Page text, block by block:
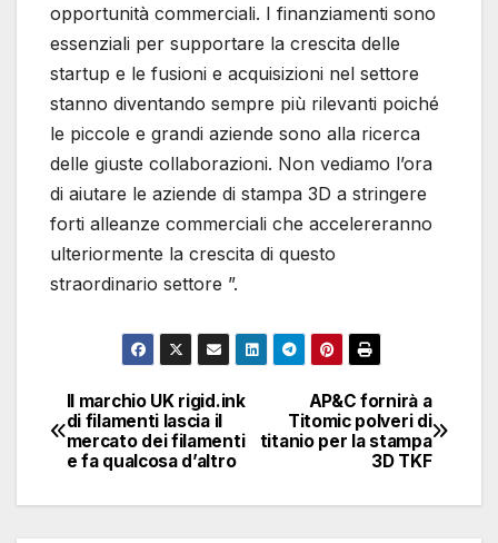
opportunità commerciali. I finanziamenti sono
essenziali per supportare la crescita delle
startup e le fusioni e acquisizioni nel settore
stanno diventando sempre più rilevanti poiché
le piccole e grandi aziende sono alla ricerca
delle giuste collaborazioni. Non vediamo l’ora
di aiutare le aziende di stampa 3D a stringere
forti alleanze commerciali che accelereranno
ulteriormente la crescita di questo
straordinario settore ”.
Navigazione
articoli
AP&C fornirà a
Titomic polveri di
titanio per la stampa
3D TKF
Il marchio UK rigid.ink
di filamenti lascia il
mercato dei filamenti
e fa qualcosa d’altro